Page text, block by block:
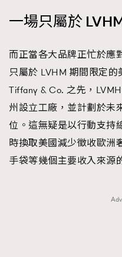
一場只屬於
而正當各大品牌正忙於應
只屬於 LVHM 期間限定
Tiffany & Co. 之先，
州設立工廠，並計劃於未
位。這無疑是以行動支持
時換取美國減少徵收歐洲
手袋等幾個主要收入來源